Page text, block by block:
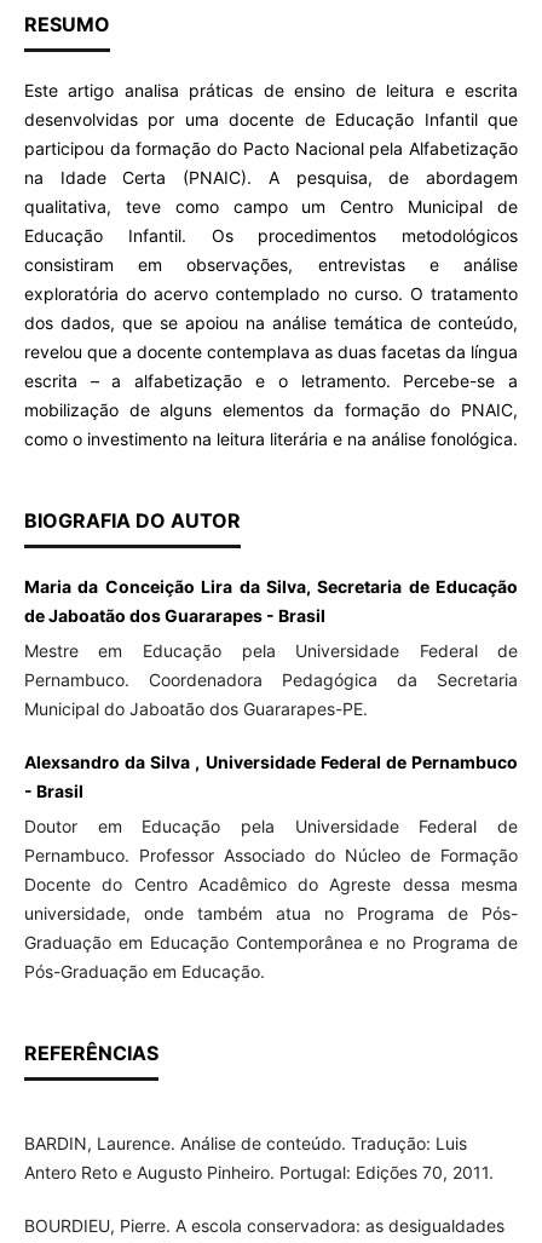
RESUMO
Este artigo analisa práticas de ensino de leitura e escrita
desenvolvidas por uma docente de Educação Infantil que
participou da formação do Pacto Nacional pela Alfabetização
na Idade Certa (PNAIC). A pesquisa, de abordagem
qualitativa, teve como campo um Centro Municipal de
Educação Infantil. Os procedimentos metodológicos
consistiram em observações, entrevistas e análise
exploratória do acervo contemplado no curso. O tratamento
dos dados, que se apoiou na análise temática de conteúdo,
revelou que a docente contemplava as duas facetas da língua
escrita – a alfabetização e o letramento. Percebe-se a
mobilização de alguns elementos da formação do PNAIC,
como o investimento na leitura literária e na análise fonológica.
BIOGRAFIA DO AUTOR
Maria da Conceição Lira da Silva, Secretaria de Educação
de Jaboatão dos Guararapes - Brasil
Mestre em Educação pela Universidade Federal de
Pernambuco. Coordenadora Pedagógica da Secretaria
Municipal do Jaboatão dos Guararapes-PE.
Alexsandro da Silva , Universidade Federal de Pernambuco
- Brasil
Doutor em Educação pela Universidade Federal de
Pernambuco. Professor Associado do Núcleo de Formação
Docente do Centro Acadêmico do Agreste dessa mesma
universidade, onde também atua no Programa de Pós-
Graduação em Educação Contemporânea e no Programa de
Pós-Graduação em Educação.
REFERÊNCIAS
BARDIN, Laurence. Análise de conteúdo. Tradução: Luis
Antero Reto e Augusto Pinheiro. Portugal: Edições 70, 2011.
BOURDIEU, Pierre. A escola conservadora: as desigualdades